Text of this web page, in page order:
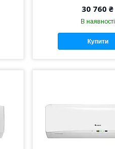
30 760 ₴
В наявності
Купити